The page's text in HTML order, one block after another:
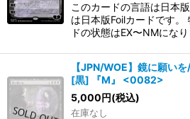
このカードの言語は日本
は日本版Foilカードです。
ドの状態はEX〜NMになり
【JPN/WOE】鏡に願い
[黒] 『M』 <0082>
5,000円(税込)
在庫なし